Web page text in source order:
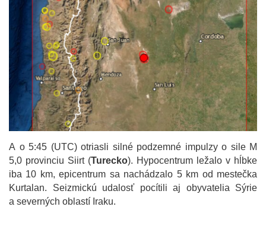
A o 5:45 (UTC) otriasli silné podzemné impulzy o sile M
5,0 provinciu Siirt (Turecko). Hypocentrum ležalo v hĺbke
iba 10 km, epicentrum sa nachádzalo 5 km od mestečka
Kurtalan. Seizmickú udalosť pocítili aj obyvatelia Sýrie
a severných oblastí Iraku.